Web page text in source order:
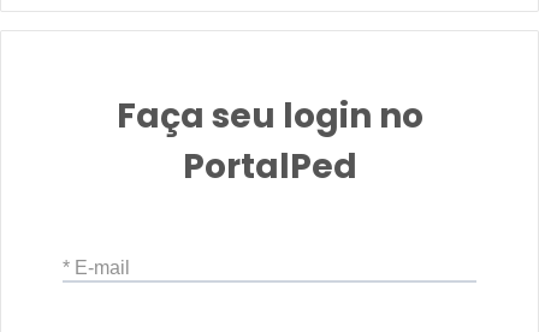
Faça seu login no
PortalPed
* E-mail